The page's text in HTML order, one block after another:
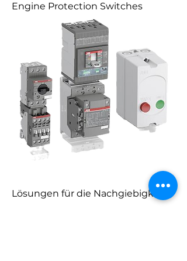
Engine Protection Switches
Lösungen für die Nachgiebigkeit